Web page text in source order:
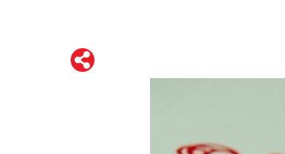
Telegram